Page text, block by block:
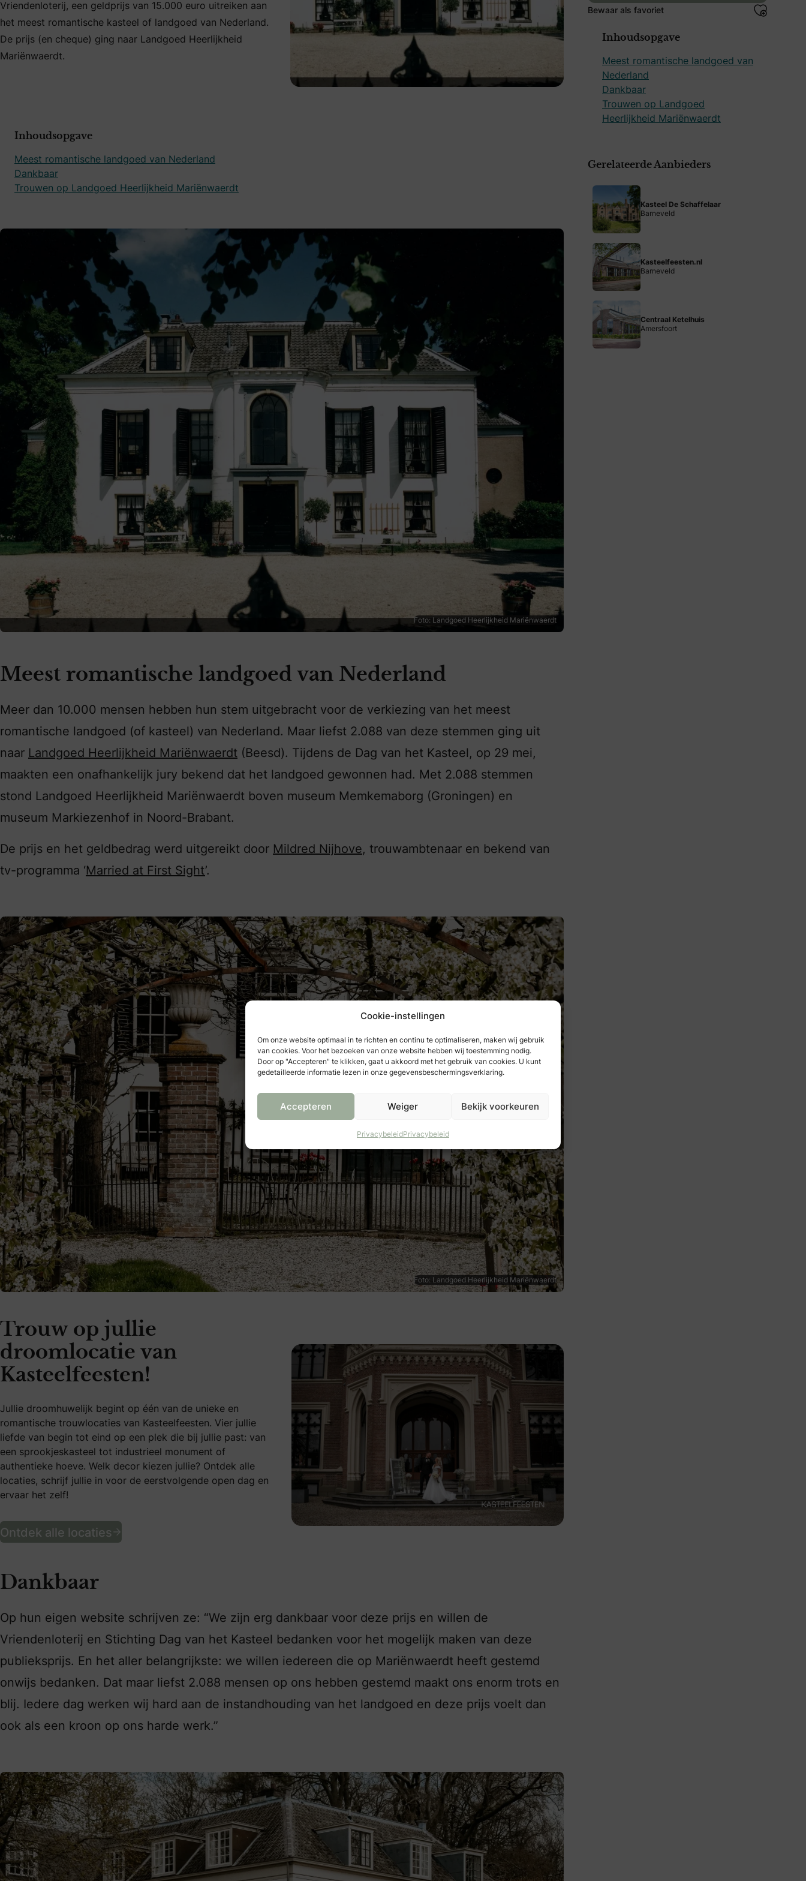
Cookie-instellingen
Om onze website optimaal in te richten en continu te optimaliseren, maken wij gebruik
van cookies. Voor het bezoeken van onze website hebben wij toestemming nodig.
Door op "Accepteren" te klikken, gaat u akkoord met het gebruik van cookies. U kunt
gedetailleerde informatie lezen in onze gegevensbeschermingsverklaring.
Accepteren Weiger Bekijk voorkeuren
PrivacybeleidPrivacybeleid
Vriendenloterij, een geldprijs van 15.000 euro uitreiken aan
het meest romantische kasteel of landgoed van Nederland.
De prijs (en cheque) ging naar Landgoed Heerlijkheid
Mariënwaerdt.
Inhoudsopgave
Meest romantische landgoed van Nederland
Dankbaar
Trouwen op Landgoed Heerlijkheid Mariënwaerdt
Foto: Landgoed Heerlijkheid Mariënwaerdt
Meest romantische landgoed van Nederland
Meer dan 10.000 mensen hebben hun stem uitgebracht voor de verkiezing van het meest
romantische landgoed (of kasteel) van Nederland. Maar liefst 2.088 van deze stemmen ging uit
naar Landgoed Heerlijkheid Mariënwaerdt (Beesd). Tijdens de Dag van het Kasteel, op 29 mei,
maakten een onafhankelijk jury bekend dat het landgoed gewonnen had. Met 2.088 stemmen
stond Landgoed Heerlijkheid Mariënwaerdt boven museum Memkemaborg (Groningen) en
museum Markiezenhof in Noord-Brabant.
De prijs en het geldbedrag werd uitgereikt door Mildred Nijhove, trouwambtenaar en bekend van
tv-programma ‘Married at First Sight’.
Foto: Landgoed Heerlijkheid Mariënwaerdt
Trouw op jullie
droomlocatie van
Kasteelfeesten!
Jullie droomhuwelijk begint op één van de unieke en
romantische trouwlocaties van Kasteelfeesten. Vier jullie
liefde van begin tot eind op een plek die bij jullie past: van
een sprookjeskasteel tot industrieel monument of
authentieke hoeve. Welk decor kiezen jullie? Ontdek alle
locaties, schrijf jullie in voor de eerstvolgende open dag en
ervaar het zelf!
Ontdek alle locaties
Trouw op jullie droomlocatie van Kasteelfeesten!
Dankbaar
Op hun eigen website schrijven ze: “We zijn erg dankbaar voor deze prijs en willen de
Vriendenloterij en Stichting Dag van het Kasteel bedanken voor het mogelijk maken van deze
publieksprijs. En het aller belangrijkste: we willen iedereen die op Mariënwaerdt heeft gestemd
onwijs bedanken. Dat maar liefst 2.088 mensen op ons hebben gestemd maakt ons enorm trots en
blij. Iedere dag werken wij hard aan de instandhouding van het landgoed en deze prijs voelt dan
ook als een kroon op ons harde werk.”
Bewaar als favoriet
Inhoudsopgave
Meest romantische landgoed van
Nederland
Dankbaar
Trouwen op Landgoed
Heerlijkheid Mariënwaerdt
Gerelateerde Aanbieders
Kasteel De Schaffelaar
Barneveld
Kasteelfeesten.nl
Barneveld
Centraal Ketelhuis
Amersfoort